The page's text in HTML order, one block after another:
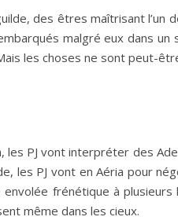
des êtres maîtrisant l’un
malgré eux dans
les choses ne sont peut-
PJ vont interpréter des
les PJ vont en Aéria pour
frénétique à
même dans les cieux.